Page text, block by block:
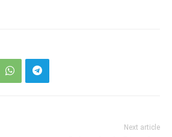
Next article